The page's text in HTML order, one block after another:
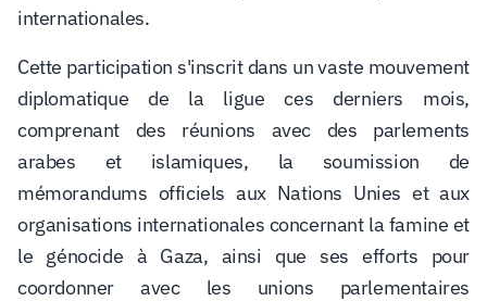
internationales.
Cette participation s'inscrit dans un vaste mouvement
diplomatique de la ligue ces derniers mois,
comprenant des réunions avec des parlements
arabes et islamiques, la soumission de
mémorandums officiels aux Nations Unies et aux
organisations internationales concernant la famine et
le génocide à Gaza, ainsi que ses efforts pour
coordonner avec les unions parlementaires